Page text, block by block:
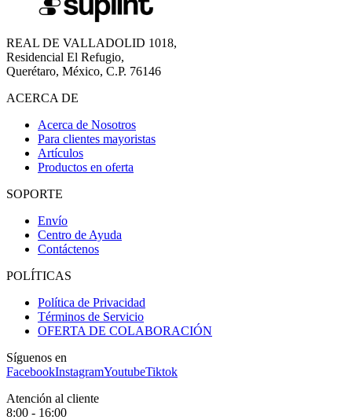
REAL DE VALLADOLID 1018,
Residencial El Refugio,
Querétaro, México, C.P. 76146
ACERCA DE
Acerca de Nosotros
Para clientes mayoristas
Artículos
Productos en oferta
SOPORTE
Envío
Centro de Ayuda
Contáctenos
POLÍTICAS
Política de Privacidad
Términos de Servicio
OFERTA DE COLABORACIÓN
Síguenos en
FacebookInstagramYoutubeTiktok
Atención al cliente
8:00 - 16:00